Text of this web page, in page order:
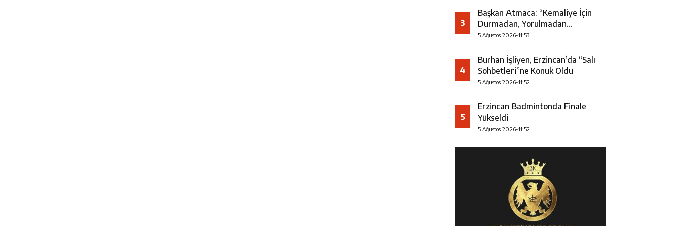
3
Başkan Atmaca: “Kemaliye İçin
Durmadan, Yorulmadan
Çalışıyoruz”
5 Ağustos 2026-11:53
4
Burhan İşliyen, Erzincan’da “Salı
Sohbetleri”ne Konuk Oldu
5 Ağustos 2026-11:52
5
Erzincan Badmintonda Finale
Yükseldi
5 Ağustos 2026-11:52